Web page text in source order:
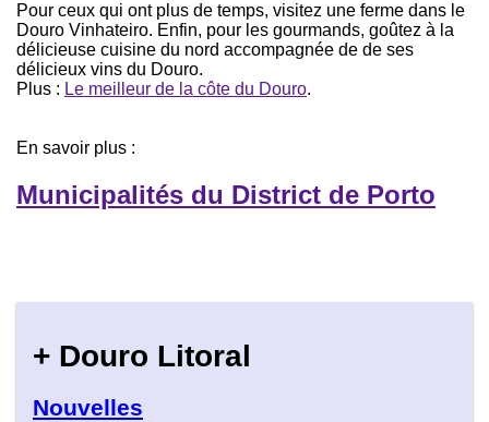
Pour ceux qui ont plus de temps, visitez une ferme dans le
Douro Vinhateiro. Enfin, pour les gourmands, goûtez à la
délicieuse cuisine du nord accompagnée de de ses
délicieux vins du Douro.
Plus : Le meilleur de la côte du Douro.
En savoir plus :
Municipalités du District de Porto
+ Douro Litoral
Nouvelles